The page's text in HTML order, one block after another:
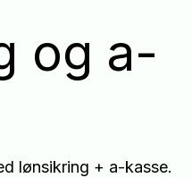
og a-
lønsikring + a-kasse.